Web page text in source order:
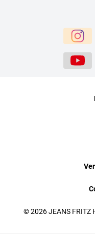
© 2026 JEANS FRITZ